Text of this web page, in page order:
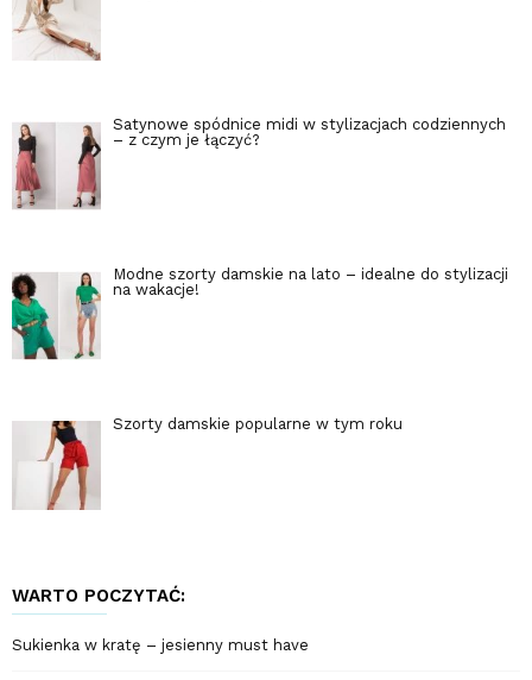
Satynowe spódnice midi w stylizacjach codziennych
– z czym je łączyć?
Modne szorty damskie na lato – idealne do stylizacji
na wakacje!
Szorty damskie popularne w tym roku
WARTO POCZYTAĆ:
Sukienka w kratę – jesienny must have